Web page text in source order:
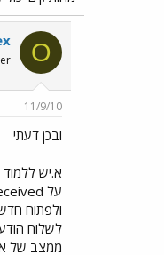
O
11/9/10
ובכן דעתי
א.יש
לשלוח
ממצב של